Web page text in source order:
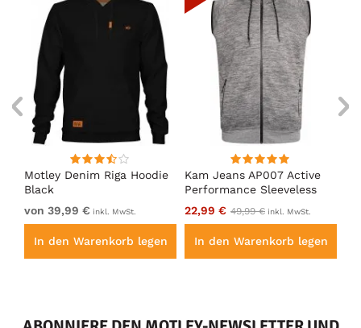
Motley Denim Riga Hoodie
Black
von 39,99 € inkl. MwSt.
In den Warenkorb legen
Kam Jeans AP007 Active
Performance Sleeveless
Hoody Grey
22,99 € 49,99 € inkl. MwSt.
In den Warenkorb legen